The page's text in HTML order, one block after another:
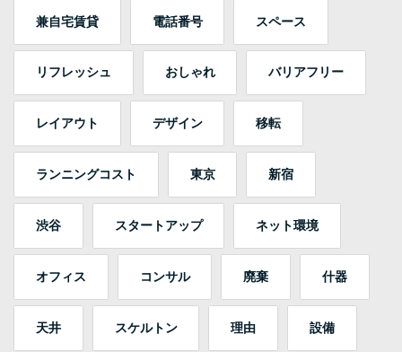
兼自宅賃貸 電話番号 スペース
リフレッシュ おしゃれ バリアフリー
レイアウト デザイン 移転
ランニングコスト 東京 新宿
渋谷 スタートアップ ネット環境
オフィス コンサル 廃棄 什器
天井 スケルトン 理由 設備